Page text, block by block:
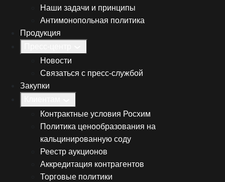
Наши задачи и принципы
Антимонопольная политика
Продукция
Новости
Связаться с пресс-службой
Закупки
Контрактные условия Росхим
Политика ценообразования на
кальцинированную соду
Реестр аукционов
Аккредитация контрагентов
Торговые политики